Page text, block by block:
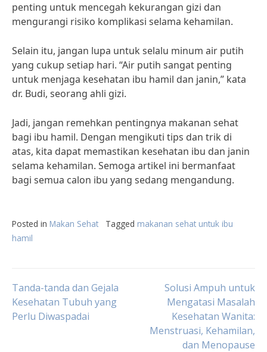
penting untuk mencegah kekurangan gizi dan
mengurangi risiko komplikasi selama kehamilan.
Selain itu, jangan lupa untuk selalu minum air putih
yang cukup setiap hari. “Air putih sangat penting
untuk menjaga kesehatan ibu hamil dan janin,” kata
dr. Budi, seorang ahli gizi.
Jadi, jangan remehkan pentingnya makanan sehat
bagi ibu hamil. Dengan mengikuti tips dan trik di
atas, kita dapat memastikan kesehatan ibu dan janin
selama kehamilan. Semoga artikel ini bermanfaat
bagi semua calon ibu yang sedang mengandung.
Posted in Makan Sehat Tagged makanan sehat untuk ibu
hamil
Post
navigation
Tanda-tanda dan Gejala
Kesehatan Tubuh yang
Perlu Diwaspadai
Solusi Ampuh untuk
Mengatasi Masalah
Kesehatan Wanita:
Menstruasi, Kehamilan,
dan Menopause